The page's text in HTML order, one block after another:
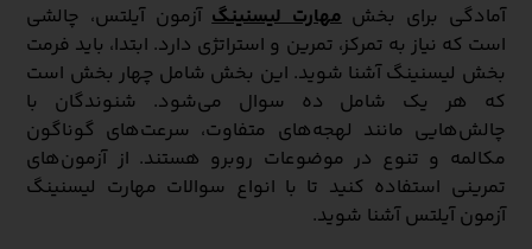
آمادگی برای بخشمهارت لیسنینگآزمون آیلتس، چالشی
است که نیاز به تمرکز، تمرین و استراتژی دارد. ابتدا، باید فرمت
بخش لیسنینگ آشنا شوید. این بخش شامل چهار بخش است
که هر یک شامل ده سوال می‌شود. شنوندگان با
چالش‌هایی مانند لهجه‌های متفاوت، سرعت‌های گوناگون
مکالمه و تنوع در موضوعات روبرو هستند. از آزمون‌های
تمرینی استفاده کنید تا با انواع سوالات مهارت لیسنینگ
آزمون آیلتس آشنا شوید.